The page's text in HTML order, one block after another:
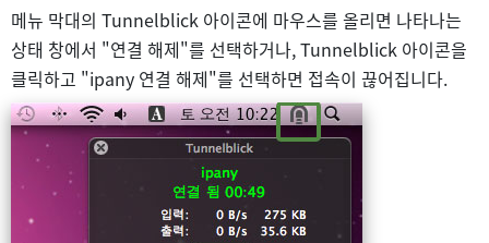
메뉴 막대의 Tunnelblick 아이콘에 마우스를 올리면 나타나는
상태 창에서 "연결 해제"를 선택하거나, Tunnelblick 아이콘을
클릭하고 "ipany 연결 해제"를 선택하면 접속이 끊어집니다.